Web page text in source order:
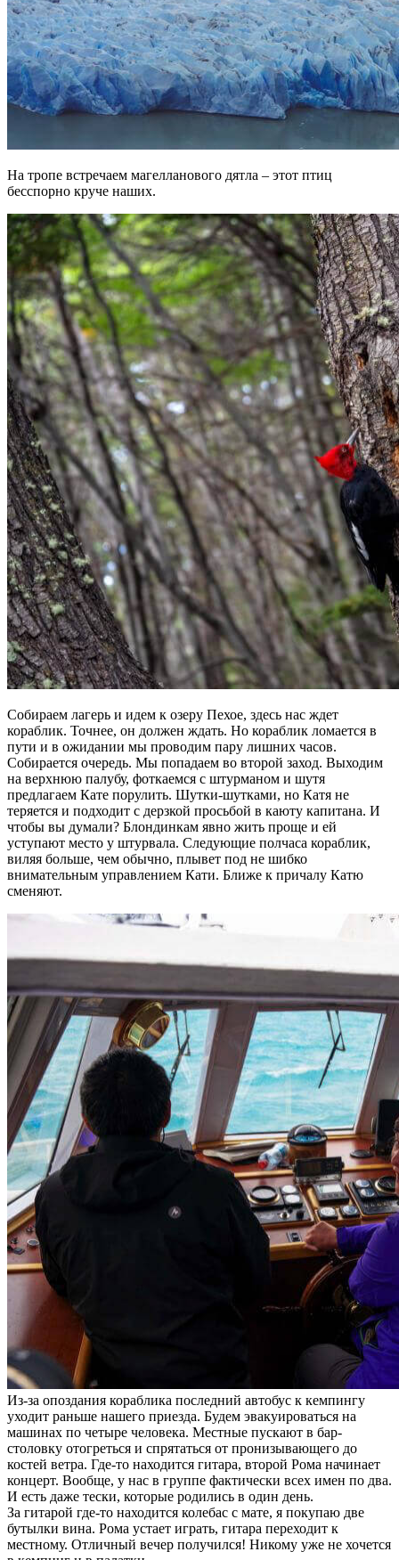
На тропе встречаем магелланового дятла – этот птиц
бесспорно круче наших.
Собираем лагерь и идем к озеру Пехое, здесь нас ждет
кораблик. Точнее, он должен ждать. Но кораблик ломается в
пути и в ожидании мы проводим пару лишних часов.
Собирается очередь. Мы попадаем во второй заход. Выходим
на верхнюю палубу, фоткаемся с штурманом и шутя
предлагаем Кате порулить. Шутки-шутками, но Катя не
теряется и подходит с дерзкой просьбой в каюту капитана. И
чтобы вы думали? Блондинкам явно жить проще и ей
уступают место у штурвала. Следующие полчаса кораблик,
виляя больше, чем обычно, плывет под не шибко
внимательным управлением Кати. Ближе к причалу Катю
сменяют.
Из-за опоздания кораблика последний автобус к кемпингу
уходит раньше нашего приезда. Будем эвакуироваться на
машинах по четыре человека. Местные пускают в бар-
столовку отогреться и спрятаться от пронизывающего до
костей ветра. Где-то находится гитара, второй Рома начинает
концерт. Вообще, у нас в группе фактически всех имен по два.
И есть даже тески, которые родились в один день.
За гитарой где-то находится колебас с мате, я покупаю две
бутылки вина. Рома устает играть, гитара переходит к
местному. Отличный вечер получился! Никому уже не хочется